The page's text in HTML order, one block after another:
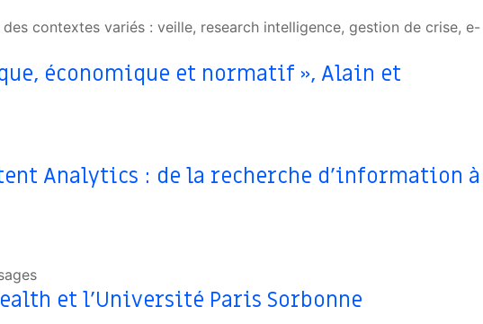
contextes variés : veille, research intelligence, gestion de crise, e-
économique et normatif », Alain et
Analytics : de la recherche d’information à
et l’Université Paris Sorbonne